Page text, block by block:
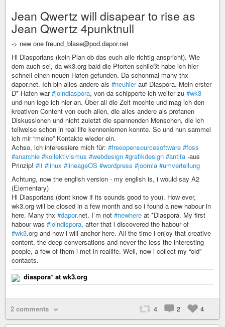
Jean Qwertz will disapear to rise as
Jean Qwertz 4punktnull
-> new one freund_blase@pod.dapor.net
Hi Diasporians (kein Plan ob das euch alle richtig anspricht). Wie
dem auch sei, da wk3.org bald die Pforten schließt habe ich hier
schnell einen neuen Hafen gefunden. Da schonmal many thx
dapor.net. Ich bin alles andere als #neuhierauf Diaspora. Mein erster
D*-Hafen war#joindiaspora, von da schipperte ich weiter zu #wk3
und nun lege ich hier an. Über all die Zeit mochte und mag ich den
kreativen Content von euch allen, die alles andere als profanen
Diskussionen und nicht zuletzt die spannenden Menschen, die ich
teilweise schon in real life kennenlernen konnte. So und nun sammel
ich mir “meine” Kontakte wieder ein.
Achso, ich interessiere mich für: #freeopensourcesoftware #foss
#anarchie #kollektivismus #webdesign #grafikdesign #antifa -aus
Prinzip! #it #linux #lineageOS #wordpress #joomla #umverteilung
Achtung, now the english version - my english is, i would say A2
(Elementary)
Hi Diasporians (dont know if its sounds good to you). How ever,
wk3.org will be closed in a few month and so i found a new habour in
here. Many thx #dapor.net. I`m not #newhere at *Diaspora. My first
habour was #joindispora, after that i discovered the habour of
#wk3.org and now i will anchor here. All the time i enjoy that creative
content, the deep conversations and never the less the interesting
people, a few of them i met in reallife. Well, now i collect my “old”
contacts.
diaspora* at wk3.org
2 comments 4 2 4